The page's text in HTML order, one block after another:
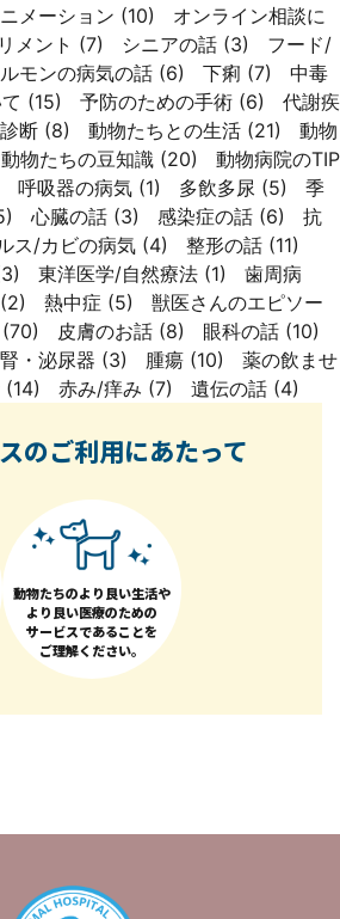
メーション (10)
オンライン相談に
メント (7) シニアの話 (3)
フード/
モンの病気の話 (6) 下痢 (7)
中毒
(15) 予防のための手術 (6)
代謝疾
断 (8) 動物たちとの生活 (21)
動物
動物たちの豆知識 (20)
動物病院のTIP
呼吸器の病気 (1) 多飲多尿 (5)
季
心臓の話 (3) 感染症の話 (6)
抗
ス/カビの病気 (4) 整形の話 (11)
東洋医学/自然療法 (1)
歯周病
(2) 熱中症 (5)
獣医さんのエピソー
(70) 皮膚のお話 (8) 眼科の話 (10)
腎・泌尿器 (3) 腫瘍 (10)
薬の飲ませ
(14) 赤み/痒み (7) 遺伝の話 (4)
のご利用にあたって
動物たちのより良い生活や
より良い医療のための
サービスであることを
ご理解ください。